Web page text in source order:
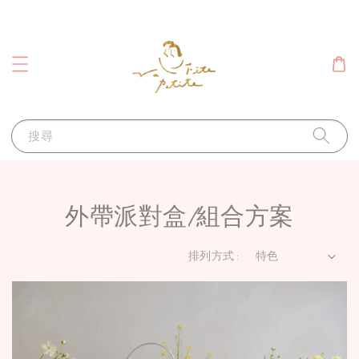
搜尋
外帶派對盒/組合方案
排列方式 :